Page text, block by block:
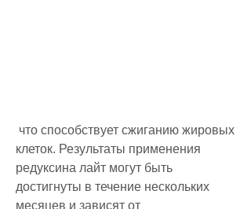
клеток. Результаты применения
редуксина лайт могут быть
достигнуты в течение нескольких
месяцев и зависят от